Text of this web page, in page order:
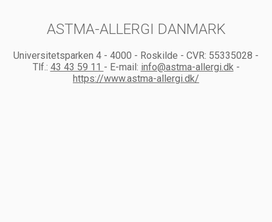
ASTMA-ALLERGI DANMARK
Universitetsparken 4 - 4000 - Roskilde - CVR: 55335028 -
Tlf.: 43 43 59 11 - E-mail: info@astma-allergi.dk-
https://www.astma-allergi.dk/